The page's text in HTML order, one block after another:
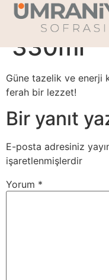
330ml
Güne tazelik ve enerji
ferah bir lezzet!
Bir yanıt
E-posta adresiniz
işaretlenmişlerdir
Yorum *